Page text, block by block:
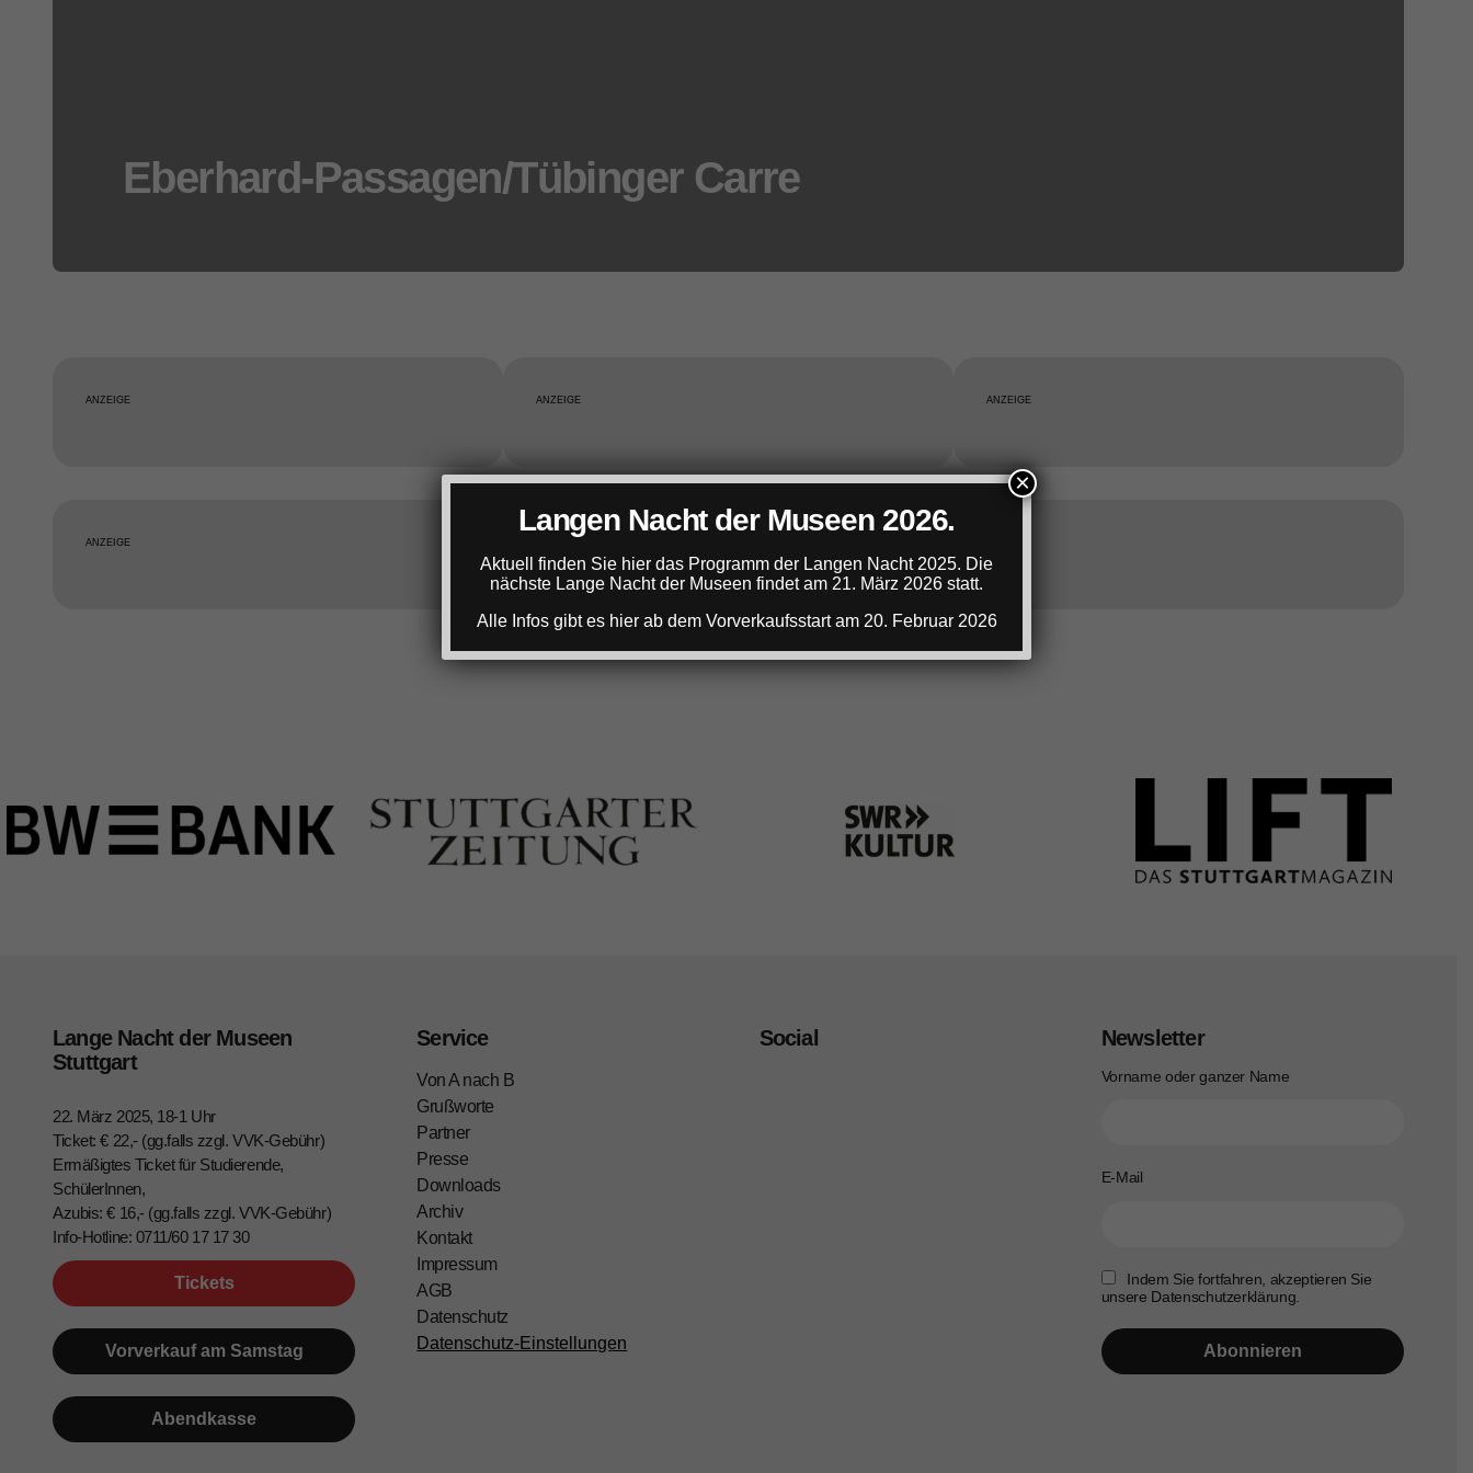
Eberhard-Passagen/Tübinger Carre
ANZEIGE ANZEIGE ANZEIGE
ANZEIGE
Lange Nacht der Museen
Stuttgart
22. März 2025, 18-1 Uhr
Ticket: € 22,- (gg.falls zzgl. VVK-Gebühr)
Ermäßigtes Ticket für Studierende,
SchülerInnen,
Azubis: € 16,- (gg.falls zzgl. VVK-Gebühr)
Info-Hotline: 0711/60 17 17 30
Tickets
Vorverkauf am Samstag
Abendkasse
Service
Von A nach B
Grußworte
Partner
Presse
Downloads
Archiv
Kontakt
Impressum
AGB
Datenschutz
Datenschutz-Einstellungen
Social Newsletter
Vorname oder ganzer Name
E-Mail
Indem Sie fortfahren, akzeptieren Sie
unsere Datenschutzerklärung.
Langen Nacht der Museen 2026.
Aktuell finden Sie hier das Programm der Langen Nacht 2025. Die
nächste Lange Nacht der Museen findet am 21. März 2026 statt.
Alle Infos gibt es hier ab dem Vorverkaufsstart am 20. Februar 2026
×